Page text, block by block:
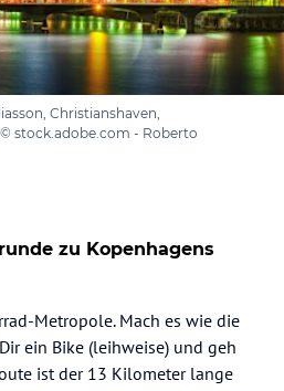
Christianshaven,
stock.adobe.com - Roberto
zu Kopenhagens
Metropole. Mach es wie die
ein Bike (leihweise) und geh
ist der 13 Kilometer lange